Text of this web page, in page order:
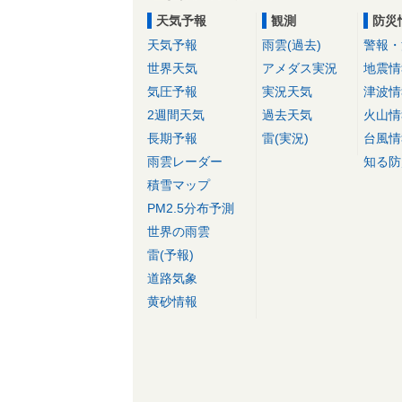
天気予報
天気予報
世界天気
気圧予報
2週間天気
長期予報
雨雲レーダー
積雪マップ
PM2.5分布予測
世界の雨雲
雷(予報)
道路気象
黄砂情報
観測
雨雲(過去)
アメダス実況
実況天気
過去天気
雷(実況)
防災
警報
地震
津波
火山
台風
知る